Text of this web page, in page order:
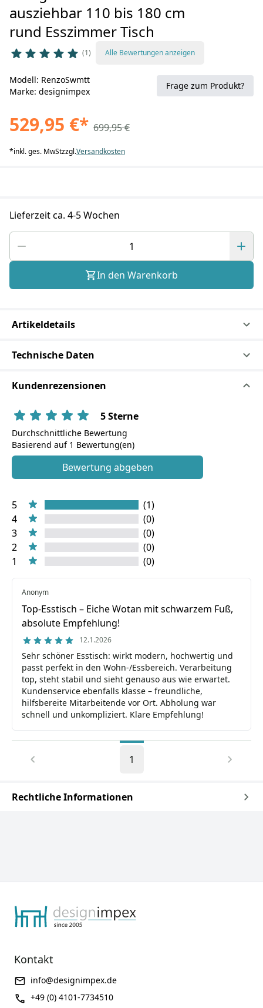
ausziehbar 110 bis 180 cm
rund Esszimmer Tisch
1 Alle Bewertungen anzeigen
Modell: RenzoSwmtt
Marke: designimpex
Frage zum Produkt?
529,95 €* 699,95 €
*inkl. ges. MwStzzgl.Versandkosten
Lieferzeit ca. 4-5 Wochen
In den Warenkorb
Artikeldetails
Technische Daten
Kundenrezensionen
5 Sterne
Durchschnittliche Bewertung
Basierend auf 1 Bewertung(en)
Bewertung abgeben
5
(1)
4
(0)
3
(0)
2
(0)
1
(0)
Anonym
Top-Esstisch – Eiche Wotan mit schwarzem Fuß,
absolute Empfehlung!
12.1.2026
Sehr schöner Esstisch: wirkt modern, hochwertig und
passt perfekt in den Wohn-/Essbereich. Verarbeitung
top, steht stabil und sieht genauso aus wie erwartet.
Kundenservice ebenfalls klasse – freundliche,
hilfsbereite Mitarbeitende vor Ort. Abholung war
schnell und unkompliziert. Klare Empfehlung!
1
Rechtliche Informationen
Kontakt
info@designimpex.de
+49 (0) 4101-7734510